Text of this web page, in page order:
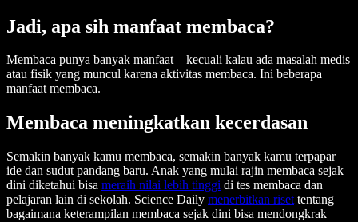
Jadi, apa sih manfaat membaca?
Membaca punya banyak manfaat—kecuali kalau ada masalah medis
atau fisik yang muncul karena aktivitas membaca. Ini beberapa
manfaat membaca.
Membaca meningkatkan kecerdasan
Semakin banyak kamu membaca, semakin banyak kamu terpapar
ide dan sudut pandang baru. Anak yang mulai rajin membaca sejak
dini diketahui bisa meraih nilai lebih tinggi di tes membaca dan
pelajaran lain di sekolah. Science Daily menerbitkan riset tentang
bagaimana keterampilan membaca sejak dini bisa mendongkrak